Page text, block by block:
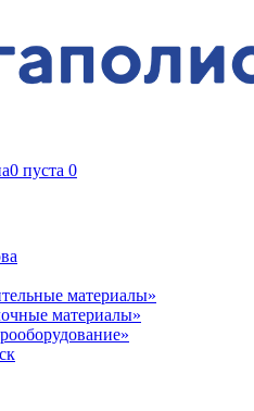
0 пуста 0
материалы»
материалы»